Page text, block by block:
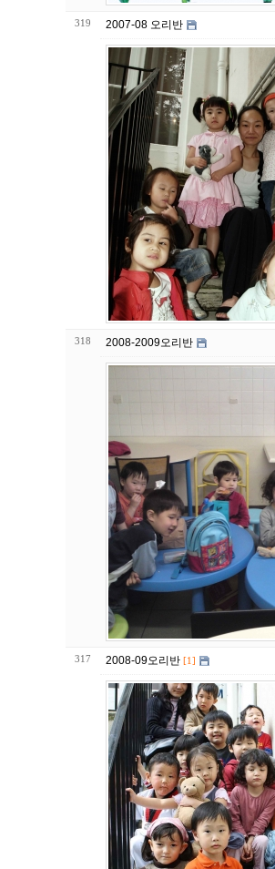
319 2007-08 오리반
318 2008-2009오리반
317 2008-09오리반 [1]